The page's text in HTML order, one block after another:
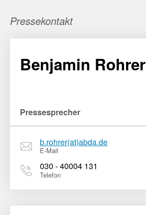
Pressekontakt
Benjamin Rohrer
Pressesprecher
b.rohrer(at)abda.de
E-Mail
030 - 40004 131
Telefon